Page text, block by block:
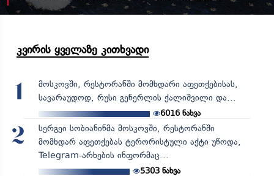
კვირის ყველაზე კითხვადი
1
მოსკოვში, რესტორანში მომხდარი აფეთქებისას,
სავარაუდოდ, რუსი გენერლის ქალიშვილი და...
6016ნახვა
2
სერგეი სობიანინმა მოსკოვში, რესტორანში
მომხდარ აფეთქებას ტერორისტული აქტი უწოდა,
Telegram-არხების ინფორმაც...
5303ნახვა